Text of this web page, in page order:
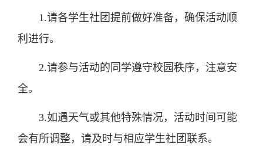
1.请各学生社团提前做好准备，确保活动顺
利进行。
2.请参与活动的同学遵守校园秩序，注意安
全。
3.如遇天气或其他特殊情况，活动时间可能
会有所调整，请及时与相应学生社团联系。